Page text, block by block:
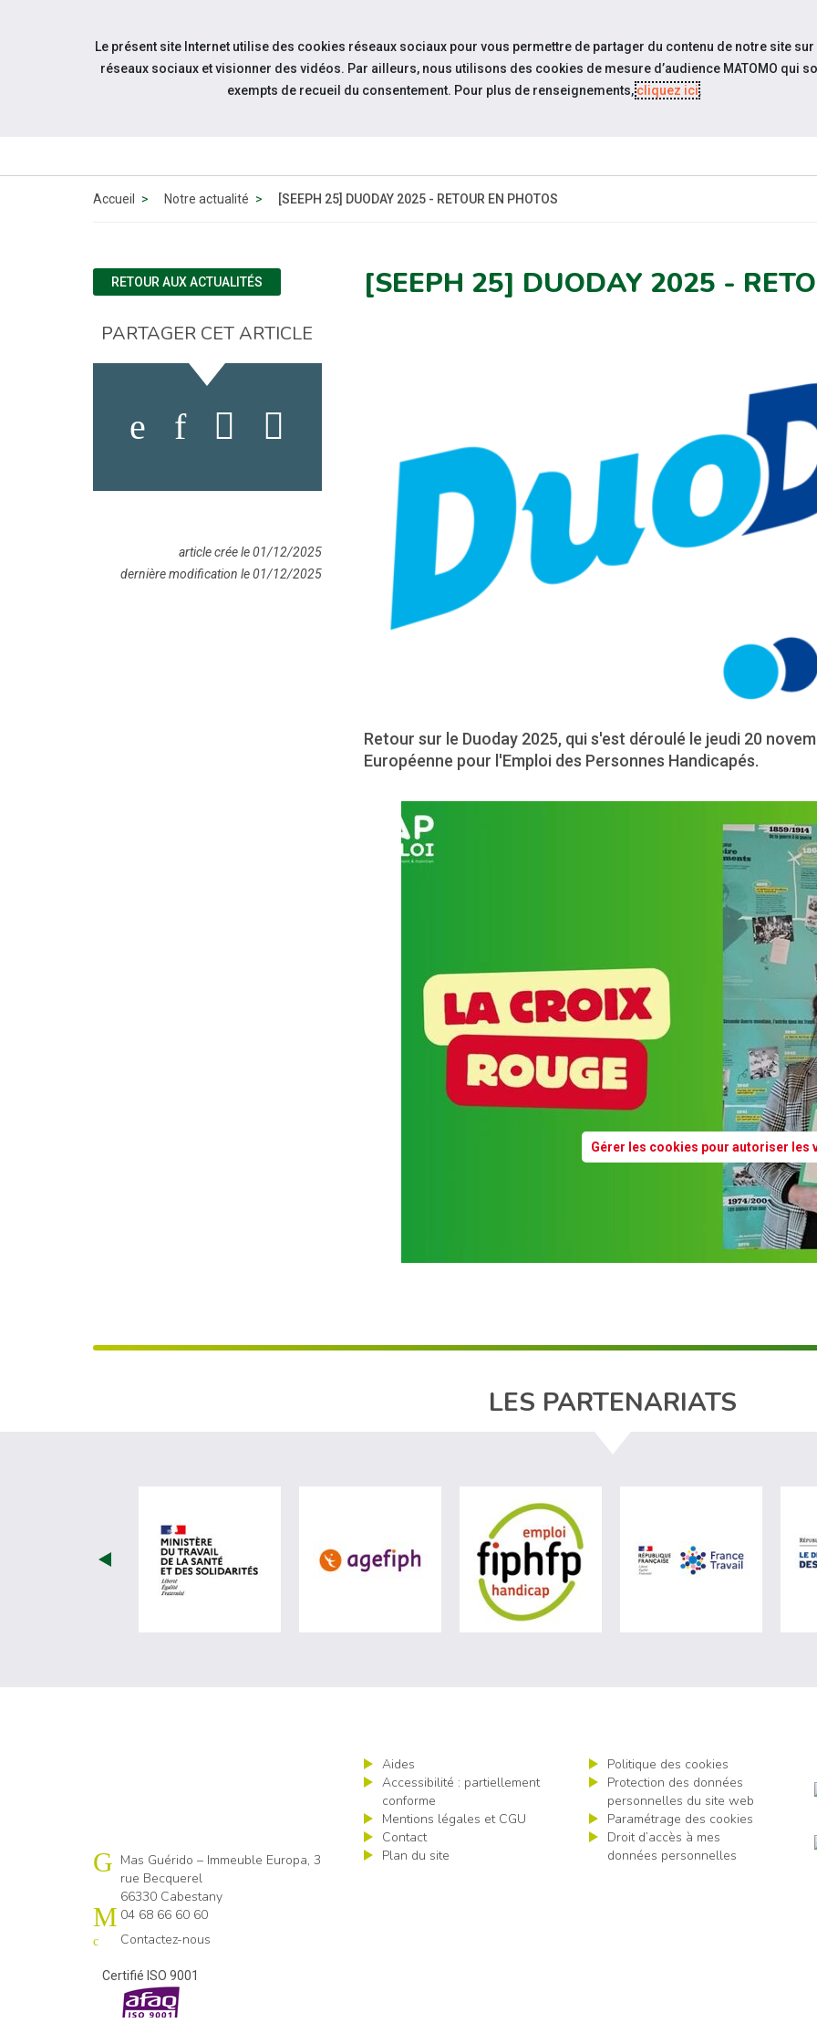
Aller au contenu
QUI SOMMES-
Accueil Notre actualité [SEEPH 25] DUODAY 2025 - RETOUR EN PHOTOS
[SEEPH 25] DUODAY 2025 -
Retour sur le Duoday 2025, qui s'est déroulé le jeudi 20
Européenne pour l'Emploi des Personnes Handicapés.
Gérer les cookies pour autoriser les
RETOUR AUX ACTUALITÉS
PARTAGER CET ARTICLE
article crée le 01/12/2025
dernière modification le 01/12/2025
LES PARTENARIATS
visiter les site de Ministère du travail (nouvelle fenêtre)
visiter les site de Agefiph (nouvelle fenêtre)visiter les site de Fiphfp (nouvellevisiter les
Cap emploi 66
Mas Guérido – Immeuble Europa, 3
rue Becquerel
66330 Cabestany
04 68 66 60 60
Contactez-nous
Certifié ISO 9001
Aides
Accessibilité : partiellement
conforme
Mentions légales et CGU
Contact
Plan du site
Politique des cookies
Protection des données
personnelles du site web
Paramétrage des cookies
Droit d’accès à mes
données personnelles
Le présent site Internet utilise des cookies réseaux sociaux pour vous permettre de partager du contenu de notre site sur
réseaux sociaux et visionner des vidéos. Par ailleurs, nous utilisons des cookies de mesure d’audience MATOMO qui
exempts de recueil du consentement. Pour plus de renseignements,cliquez ici.